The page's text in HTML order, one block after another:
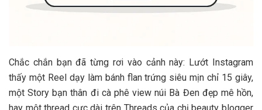
Chắc chắn bạn đã từng rơi vào cảnh này: Lướt Instagram
thấy một Reel dạy làm bánh flan trứng siêu mịn chỉ 15 giây,
một Story bạn thân đi cà phê view núi Bà Đen đẹp mê hồn,